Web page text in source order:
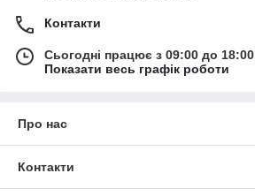
Контакти
Сьогодні працює з 09:00 до 18:00
Показати весь графік роботи
Про нас
Контакти